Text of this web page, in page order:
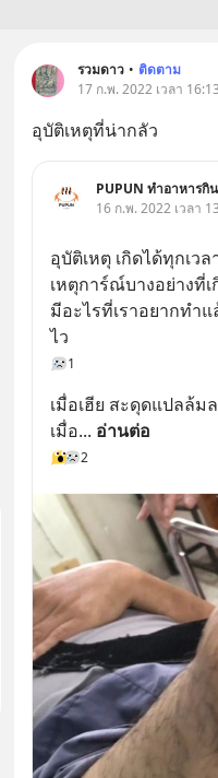
รวมดาว • ติดตาม
17 ก.พ. 2022 เวลา 16:13
อุบัติเหตุที่น่ากลัว
PUPUN ทำอาหารกิ
16 ก.พ. 2022 เวลา
อุบัติเหตุ เกิดได้ทุกเว
เหตุการ์ณ์บางอย่างที่
มีอะไรที่เราอยากทำ
ไว
1
เมื่อเฮีย สะดุดแปลล้
เมื่อ... อ่านต่อ
2